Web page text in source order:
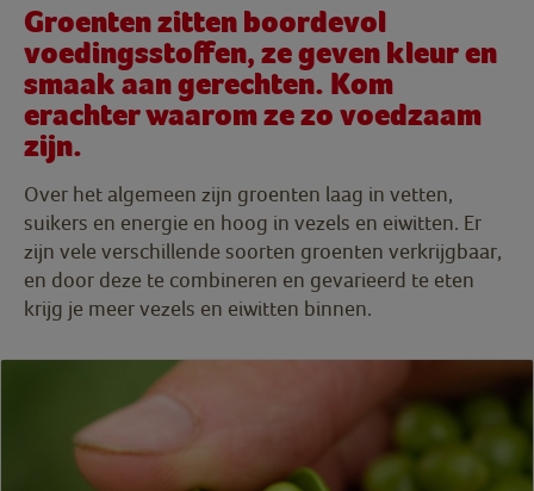
Groenten zitten boordevol
voedingsstoffen, ze geven kleur en
smaak aan gerechten. Kom
erachter waarom ze zo voedzaam
zijn.
Over het algemeen zijn groenten laag in vetten,
suikers en energie en hoog in vezels en eiwitten. Er
zijn vele verschillende soorten groenten verkrijgbaar,
en door deze te combineren en gevarieerd te eten
krijg je meer vezels en eiwitten binnen.